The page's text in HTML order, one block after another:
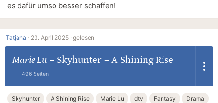
es dafür umso besser schaffen!
Tatjana · 23. April 2025 · gelesen
Marie Lu – Skyhunter – A Shining Rise
496 Seiten
Skyhunter A Shining Rise Marie Lu dtv Fantasy
Drama